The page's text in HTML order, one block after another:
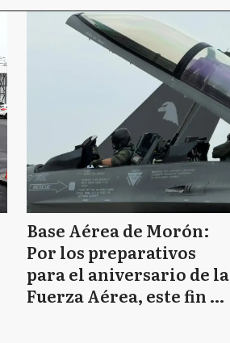
Base Aérea de Morón:
Por los preparativos
para el aniversario de la
Fuerza Aérea, este fin de